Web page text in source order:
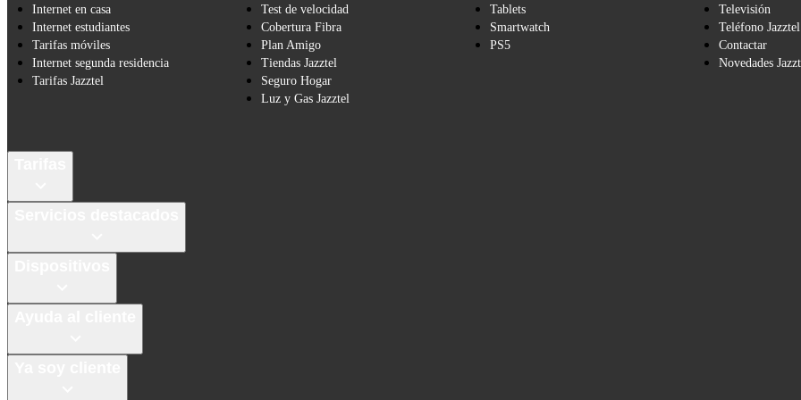
Internet en casa
Internet estudiantes
Tarifas móviles
Internet segunda residencia
Tarifas Jazztel
Test de velocidad
Cobertura Fibra
Plan Amigo
Tiendas Jazztel
Seguro Hogar
Luz y Gas Jazztel
Tablets
Smartwatch
PS5
Televisión
Teléfono Jazztel
Contactar
Novedades